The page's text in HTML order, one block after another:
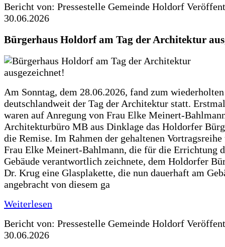
Bericht von: Pressestelle Gemeinde Holdorf
30.06.2026
Bürgerhaus Holdorf am Tag der Architektur
Am Sonntag, dem 28.06.2026, fand zum
deutschlandweit der Tag der Architektur statt.
waren auf Anregung von Frau Elke Meinert-
Architekturbüro MB aus Dinklage das Holdorfer
die Remise. Im Rahmen der gehaltenen
Frau Elke Meinert-Bahlmann, die für die Errichtung
Gebäude verantwortlich zeichnete, dem Holdorfer
Dr. Krug eine Glasplakette, die nun dauerhaft am
angebracht von diesem ga
Weiterlesen
Bericht von: Pressestelle Gemeinde Holdorf
30.06.2026